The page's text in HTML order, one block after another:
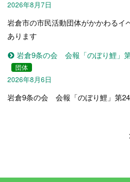
2026年8月7日
岩倉市の市民活動団体がかかわるイ
あります
岩倉9条の会 会報「のぼり鯉」
団体
2026年8月6日
岩倉9条の会 会報「のぼり鯉」第